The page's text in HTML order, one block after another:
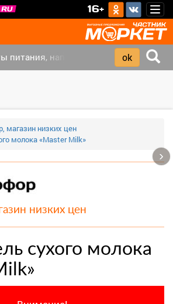
16+
питания, напитки (337)
магазин низких цен
молока «Master Milk»
низких цен
сухого молока
›